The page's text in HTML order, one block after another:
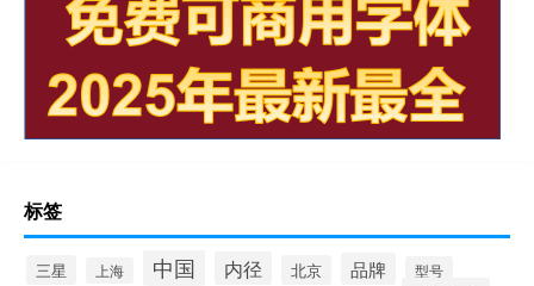
标签
三星 上海 中国 内径 北京 品牌 型号